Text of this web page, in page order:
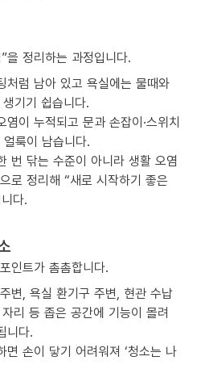
을 정리하는 과정입니다.
처럼 남아 있고 욕실에는 물때와
기기 쉽습니다.
이 누적되고 문과 손잡이·스위치
룩이 남습니다.
번 닦는 수준이 아니라 생활 오염
로 정리해 “새로 시작하기 좋은
다.
인트가 촘촘합니다.
변, 욕실 환기구 주변, 현관 수납
리 등 좁은 공간에 기능이 몰려
니다.
면 손이 닿기 어려워져 ‘청소는 나